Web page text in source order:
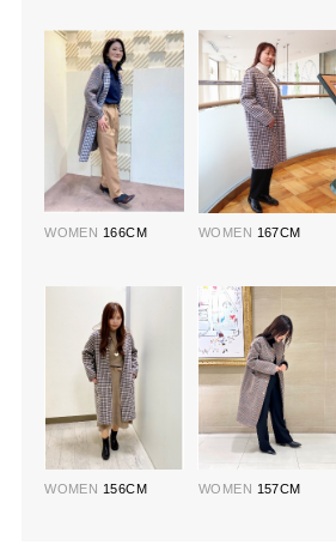
WOMEN 166CM WOMEN 167CM
WOMEN 156CM WOMEN 157CM